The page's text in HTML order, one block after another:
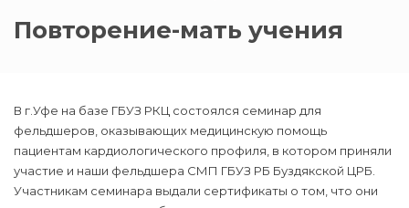
Повторение-мать учения
В г.Уфе на базе ГБУЗ РКЦ состоялся семинар для
фельдшеров, оказывающих медицинскую помощь
пациентам кардиологического профиля, в котором приняли
участие и наши фельдшера СМП ГБУЗ РБ Буздякской ЦРБ.
Участникам семинара выдали сертификаты о том, что они